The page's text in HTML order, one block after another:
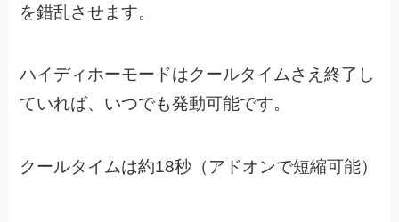
を錯乱させます。
ハイディホーモードはクールタイムさえ終了し
ていれば、いつでも発動可能です。
クールタイムは約18秒（アドオンで短縮可能）